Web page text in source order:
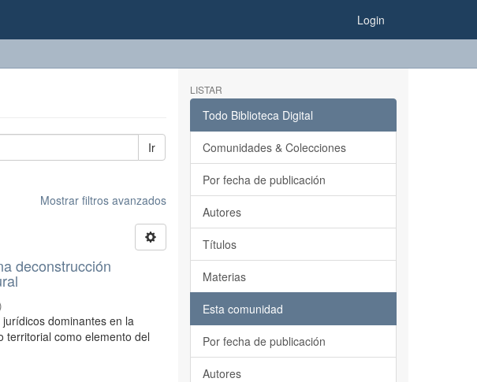
Login
Ir
Mostrar filtros avanzados
deconstrucción
dominantes en la
territorial como elemento del
LISTAR
Todo Biblioteca Digital
Comunidades & Colecciones
Por fecha de publicación
Autores
Títulos
Materias
Esta comunidad
Por fecha de publicación
Autores